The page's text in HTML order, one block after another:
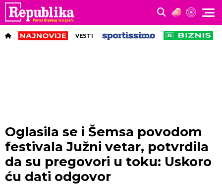
VESTI
Oglasila se i Šemsa povodom
festivala Južni vetar, potvrdila
da su pregovori u toku: Uskoro
ću dati odgovor